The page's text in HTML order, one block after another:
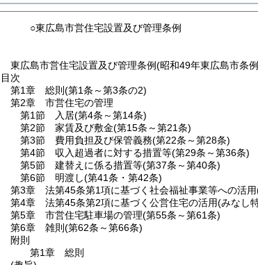
○東広島市営住宅設置及び管理条例
東広島市営住宅設置及び管理条例(昭和49年東広島市条
目次
第1章
総則 (第1条～第3条の2)
第2章
市営住宅の管理
第1節
入居(第4条～第14条)
第2節
家賃及び敷金(第15条～第21条)
第3節
費用負担及び保管義務(第22条～第28条)
第4節
収入超過者に対する措置等(第29条～第36条)
第5節
建替えに係る措置等(第37条～第40条)
第6節
明渡し(第41条・第42条)
第3章
法第45条第1項に基づく社会福祉事業等への活用
第4章
法第45条第2項に基づく公営住宅の活用(みなし
第5章
市営住宅駐車場の管理(第55条～第61条)
第6章
雑則 (第62条～第66条)
附則
第1章
総則